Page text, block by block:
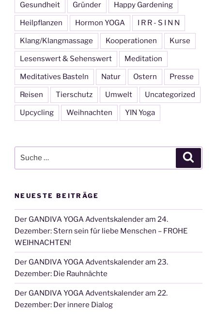
Gesundheit Gründer Happy Gardening
Heilpflanzen Hormon YOGA I R R - S I N N
Klang/Klangmassage Kooperationen Kurse
Lesenswert & Sehenswert Meditation
Meditatives Basteln Natur Ostern Presse
Reisen Tierschutz Umwelt Uncategorized
Upcycling Weihnachten YIN Yoga
nach:
NEUESTE BEITRÄGE
Der GANDIVA YOGA Adventskalender am 24.
Dezember: Stern sein für liebe Menschen – FROHE
WEIHNACHTEN!
Der GANDIVA YOGA Adventskalender am 23.
Dezember: Die Rauhnächte
Der GANDIVA YOGA Adventskalender am 22.
Dezember: Der innere Dialog